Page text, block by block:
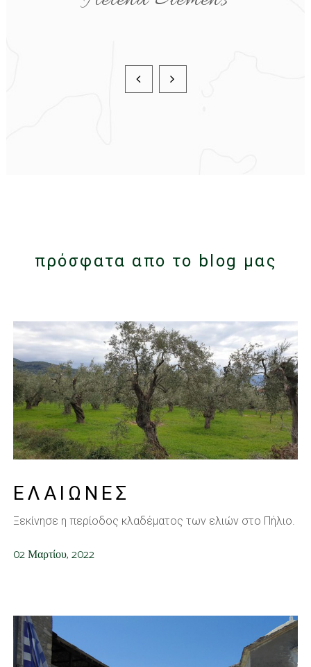
πρόσφατα απο το blog μας
ΕΛΑΙΩΝΕΣ
Ξεκίνησε η περίοδος κλαδέματος των ελιών στο Πήλιο.
02 Μαρτίου, 2022